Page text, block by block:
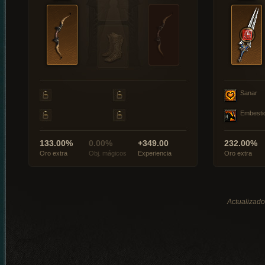
133.00%
Oro extra
0.00%
Obj. mágicos
+349.00
Experiencia
Sanar
232.00%
Oro extra